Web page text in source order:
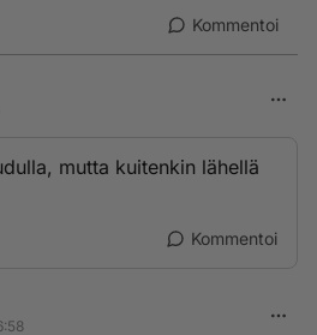
Kommentoi
mutta kuitenkin lähellä
Kommentoi